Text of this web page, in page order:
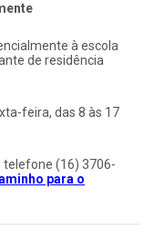
à escola
de residência
feira, das 8 às 17
telefone (16) 3706-
para o